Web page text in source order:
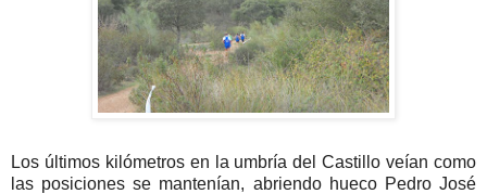
Los últimos kilómetros en la umbría del Castillo veían como
las posiciones se mantenían, abriendo hueco Pedro José